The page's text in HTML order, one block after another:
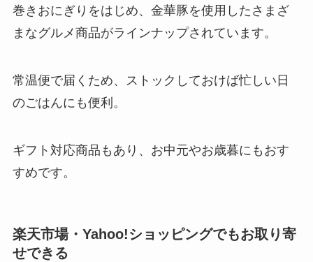
巻きおにぎりをはじめ、金華豚を使用したさまざ
まなグルメ商品がラインナップされています。
常温便で届くため、ストックしておけば忙しい日
のごはんにも便利。
ギフト対応商品もあり、お中元やお歳暮にもおす
すめです。
楽天市場・Yahoo!ショッピングでもお取り寄
せできる